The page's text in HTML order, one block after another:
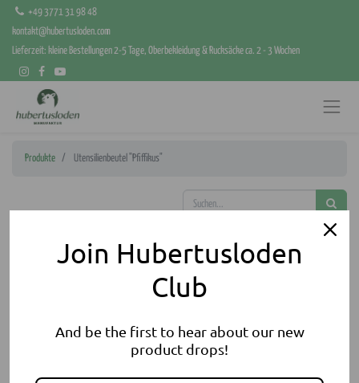
+49 3771 31 98 48
kontakt@hubertusloden.com
Lieferzeit: kleine Bestellungen 2-5 Tage, Oberbekleidung & Rucksäcke ca. 2 - 3 Wochen
Produkte Utensilienbeutel "Pfiffikus"
Join Hubertusloden
Club
And be the first to hear about our new
product drops!